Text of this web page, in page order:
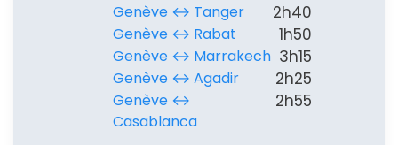
Genève ↔︎ Tanger
2h40
Genève ↔︎ Rabat 1h50
Genève ↔︎ Marrakech 3h15
Genève ↔︎ Agadir 2h25
Genève ↔︎
Casablanca
2h55